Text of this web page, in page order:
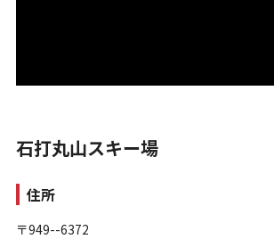
石打丸山スキー場
住所
〒949--6372